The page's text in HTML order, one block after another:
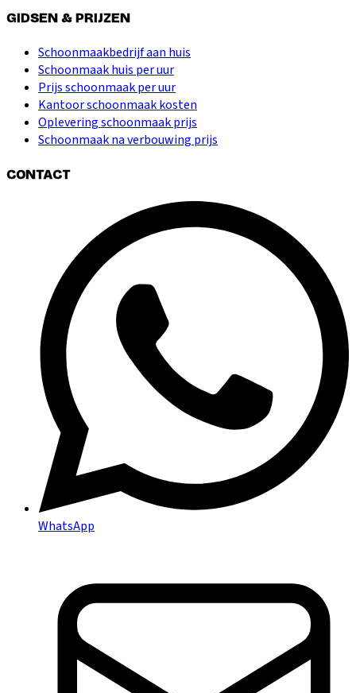
GIDSEN & PRIJZEN
Schoonmaakbedrijf aan huis
Schoonmaak huis per uur
Prijs schoonmaak per uur
Kantoor schoonmaak kosten
Oplevering schoonmaak prijs
Schoonmaak na verbouwing prijs
CONTACT
WhatsApp